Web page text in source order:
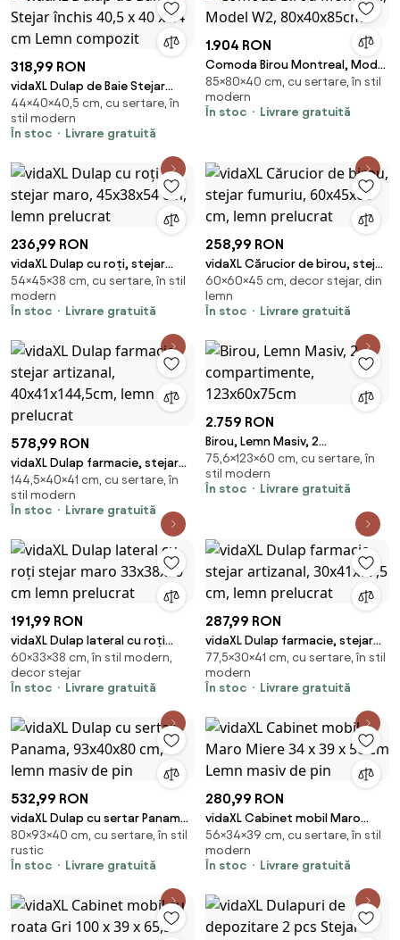
318,99 RON
vidaXL Dulap de Baie Stejar
închis 40,5 x 40 x 44 cm Lemn
compozit
44×40×40,5 cm, cu sertare, în
stil modern
În stoc
Livrare gratuită
1.904 RON
Comoda Birou Montreal, Model
W2, 80x40x85cm
85×80×40 cm, cu sertare, în stil
modern
În stoc
Livrare gratuită
236,99 RON
vidaXL Dulap cu roți, stejar
maro, 45x38x54 cm, lemn
prelucrat
54×45×38 cm, cu sertare, în stil
modern
În stoc
Livrare gratuită
258,99 RON
vidaXL Cărucior de birou, stejar
fumuriu, 60x45x60 cm, lemn
prelucrat
60×60×45 cm, decor stejar, din
lemn
În stoc
Livrare gratuită
578,99 RON
vidaXL Dulap farmacie, stejar
artizanal, 40x41x144,5cm, lemn
prelucrat
144,5×40×41 cm, cu sertare, în
stil modern
În stoc
Livrare gratuită
2.759 RON
Birou, Lemn Masiv, 2
compartimente, 123x60x75cm
75,6×123×60 cm, cu sertare, în
stil modern
În stoc
Livrare gratuită
191,99 RON
vidaXL Dulap lateral cu roți
stejar maro 33x38x60 cm lemn
prelucrat
60×33×38 cm, în stil modern,
decor stejar
În stoc
Livrare gratuită
287,99 RON
vidaXL Dulap farmacie, stejar
artizanal, 30x41x77,5 cm, lemn
prelucrat
77,5×30×41 cm, cu sertare, în stil
modern
În stoc
Livrare gratuită
532,99 RON
vidaXL Dulap cu sertar Panama,
93x40x80 cm, lemn masiv de
pin
80×93×40 cm, cu sertare, în stil
rustic
În stoc
Livrare gratuită
280,99 RON
vidaXL Cabinet mobil Maro
Miere 34 x 39 x 56 cm Lemn
masiv de pin
56×34×39 cm, cu sertare, în stil
modern
În stoc
Livrare gratuită